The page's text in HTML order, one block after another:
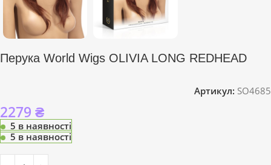
Перука World Wigs OLIVIA LONG REDHEAD
Артикул: SO4685
2279 ₴
5 в наявності
5 в наявності